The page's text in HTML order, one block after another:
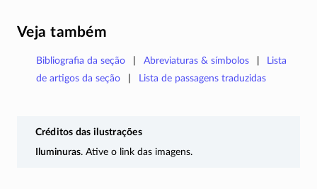
Veja também
Bibliografia da seção Abreviaturas & símbolos
Lista
de artigos da seção
Lista de passagens traduzidas
Créditos das ilustrações
Iluminuras. Ative o link das imagens.